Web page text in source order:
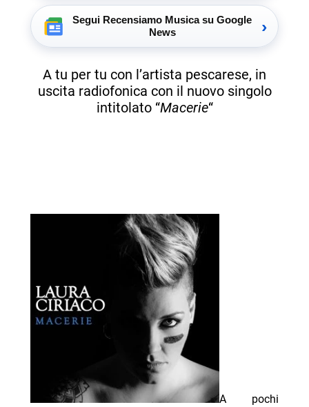
Segui Recensiamo Musica su Google
News
›
A tu per tu con l’artista pescarese, in
uscita radiofonica con il nuovo singolo
intitolato “Macerie“
A pochi